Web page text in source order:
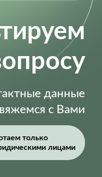
данные
с Вами
только
лицами